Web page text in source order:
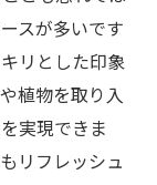
スが多いです
リとした印象
植物を取り入
実現できま
リフレッシュ